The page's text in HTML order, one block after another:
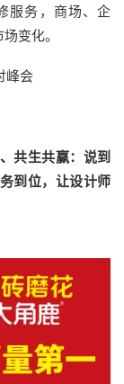
服务，商场、企
变化。
峰会
共生共赢：说到
到位，让设计师